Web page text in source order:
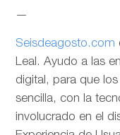
—
Seisdeagosto.com
Leal. Ayudo a las
digital, para que
sencilla, con la
involucrado en el